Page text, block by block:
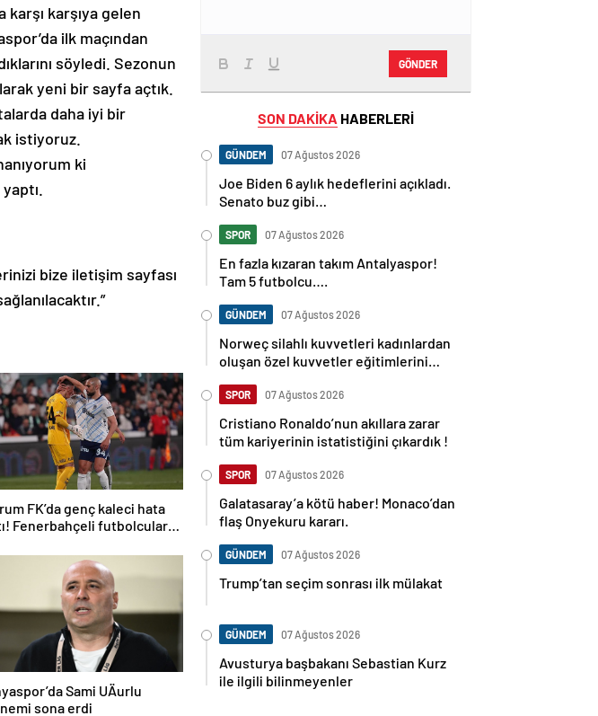
karşı karşıya gelen
ilk maçından
söyledi. Sezonun
yeni bir sayfa açtık.
daha iyi bir
istiyoruz.
ki
bize iletişim sayfası
FK’da genç kaleci hata
Fenerbahçeli futbolcular
Sami UÄurlu
sona erdi
GÖNDER
SON DAKİKA HABERLERİ
GÜNDEM 07 Ağustos 2026
Joe Biden 6 aylık hedeflerini açıkladı.
Senato buz gibi…
SPOR 07 Ağustos 2026
En fazla kızaran takım Antalyaspor!
Tam 5 futbolcu….
GÜNDEM 07 Ağustos 2026
Norweç silahlı kuvvetleri kadınlardan
oluşan özel kuvvetler eğitimlerini
SPOR 07 Ağustos 2026
Cristiano Ronaldo’nun akıllara zarar
tüm kariyerinin istatistiğini çıkardık !
SPOR 07 Ağustos 2026
Galatasaray’a kötü haber! Monaco’dan
flaş Onyekuru kararı.
GÜNDEM 07 Ağustos 2026
Trump’tan seçim sonrası ilk mülakat
GÜNDEM 07 Ağustos 2026
Avusturya başbakanı Sebastian Kurz
ile ilgili bilinmeyenler